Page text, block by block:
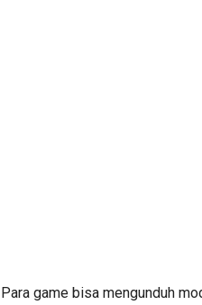
Para game bisa mengunduh